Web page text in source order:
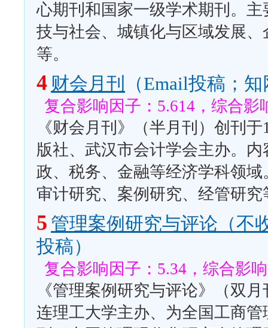
心期刊和国家一级学术期刊。
技与社会、城镇化与区域发展
等。
4 财会月刊 （Email投稿；
复合影响因子：5.614，综合影
《财会月刊》（半月刊）创刊
版社、武汉市会计学会主办。
政、税务、金融等经济学科领
审计研究、案例研究、经管研究
5 管理案例研究与评论（不
投稿）
复合影响因子：5.34，综合影
《管理案例研究与评论》（双
连理工大学主办、为全国工商